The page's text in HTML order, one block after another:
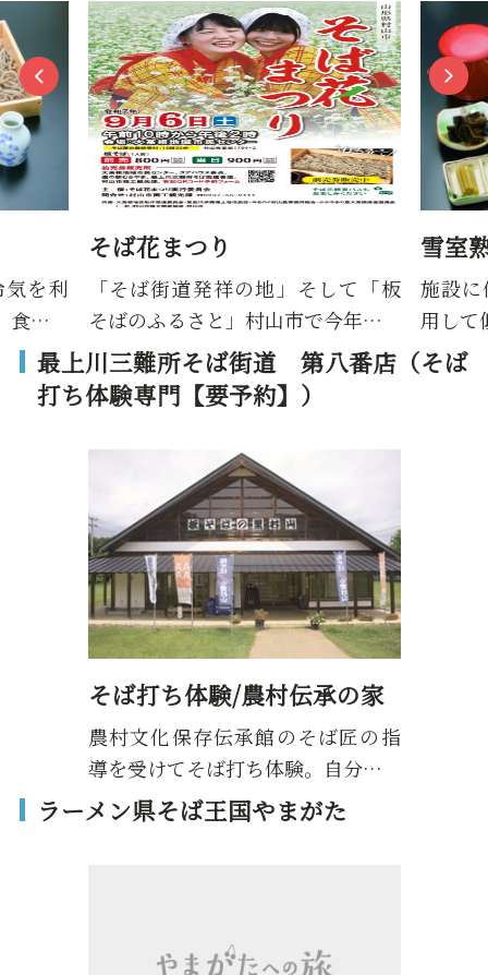
を利
食…
そば花まつり
「そば街道発祥の地」そして「板
そばのふるさと」村山市で今年…
雪室
施設
用して
最上川三難所そば街道 第八番店（そば
打ち体験専門【要予約】）
そば打ち体験/農村伝承の家
農村文化保存伝承館のそば匠の指
導を受けてそば打ち体験。自分…
ラーメン県そば王国やまがた